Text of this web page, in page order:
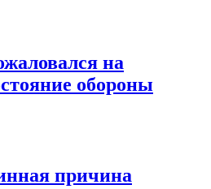
на
обороны
причина